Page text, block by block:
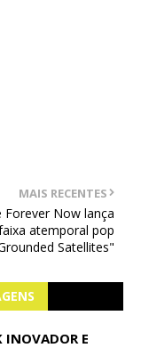
MAIS RECENTES
Forever Now lança
atemporal pop
Satellites"
INOVADOR E